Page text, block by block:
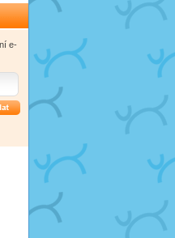
e-
OK